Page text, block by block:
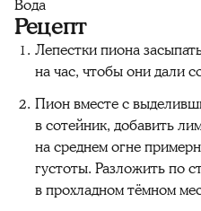
Вода
Рецепт
Лепестки пиона
на час, чтобы они дали
Пион вместе с
в сотейник, добавить
на среднем огне
густоты. Разложить по
в прохладном тёмном